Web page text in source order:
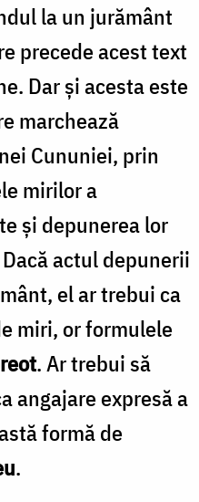
la un jurământ
precede acest text
Dar și acesta este
marchează
Cununiei, prin
mirilor a
și depunerea lor
actul depunerii
el ar trebui ca
miri, or formulele
. Ar trebui să
angajare expresă a
formă de
.